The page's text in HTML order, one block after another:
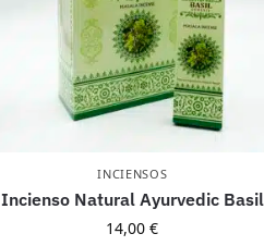
INCIENSOS
Incienso Natural Ayurvedic Basil
14,00€